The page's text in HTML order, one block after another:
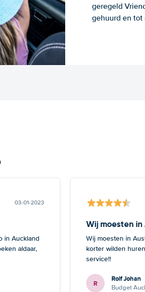
geregeld
gehuurd en tot
03-01-2023
in Auckland
aldaar,
Wij moesten
Wij moesten in
korter wilden
service!!
R Rolf Johan
Budget